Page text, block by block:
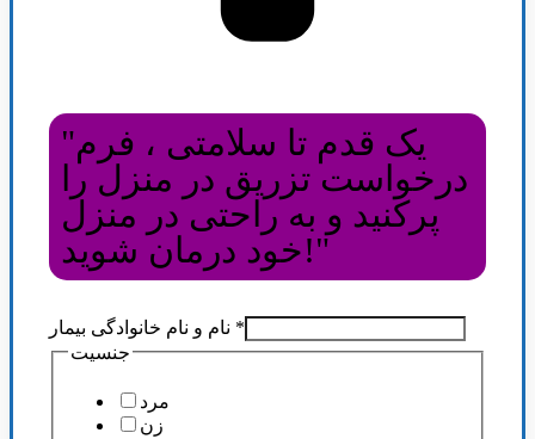
"یک قدم تا سلامتی ، فرم
درخواست تزریق در منزل را
پرکنید و به راحتی در منزل
خود درمان شوید!"
*
جنسیت
مرد
زن